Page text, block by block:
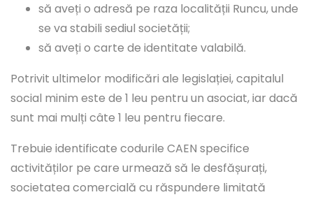
să aveți o adresă pe raza localității Runcu, unde
se va stabili sediul societății;
să aveți o carte de identitate valabilă.
Potrivit ultimelor modificări ale legislației, capitalul
social minim este de 1 leu pentru un asociat, iar dacă
sunt mai mulți câte 1 leu pentru fiecare.
Trebuie identificate codurile CAEN specifice
activităților pe care urmează să le desfășurați,
societatea comercială cu răspundere limitată